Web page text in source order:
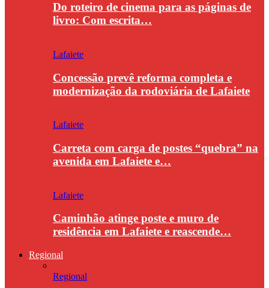
Do roteiro de cinema para as páginas de
livro: Com escrita…
Lafaiete
Concessão prevê reforma completa e
modernização da rodoviária de Lafaiete
Lafaiete
Carreta com carga de postes “quebra” na
avenida em Lafaiete e…
Lafaiete
Caminhão atinge poste e muro de
residência em Lafaiete e reascende…
Regional
Regional